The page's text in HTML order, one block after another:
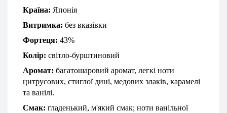
Країна: Японія
Витримка: без вказівки
Фортеця: 43%
Колір: світло-бурштиновий
Аромат: багатошаровий аромат, легкі ноти
цитрусових, стиглої дині, медових злаків, карамелі
та ванілі.
Смак: гладенький, м'який смак; ноти ванільної